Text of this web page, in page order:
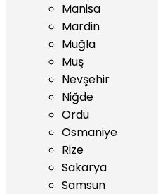
Manisa
Mardin
Muğla
Muş
Nevşehir
Niğde
Ordu
Osmaniye
Rize
Sakarya
Samsun